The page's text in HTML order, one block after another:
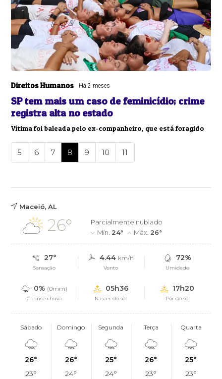
Direitos Humanos Há 2 meses
SP tem mais um caso de feminicídio; crime
registra alta no estado
Vítima foi baleada pelo ex-companheiro, que está foragido
5 6 7 8 9 10 11
Maceió, AL
26°
Parcialmente nublado
Mín. 24° Máx. 26°
27°
Sensação
4.44 km/h
Vento
72%
Umidade
0% (0mm)
Chance chuva
05h36
Nascer do sol
17h20
Pôr do sol
Sábado
26°
23°
Domingo
26°
24°
Segunda
25°
24°
Terça
26°
23°
Quarta
25°
23°